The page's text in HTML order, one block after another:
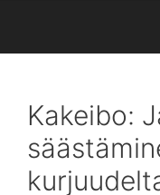
Kakeibo: